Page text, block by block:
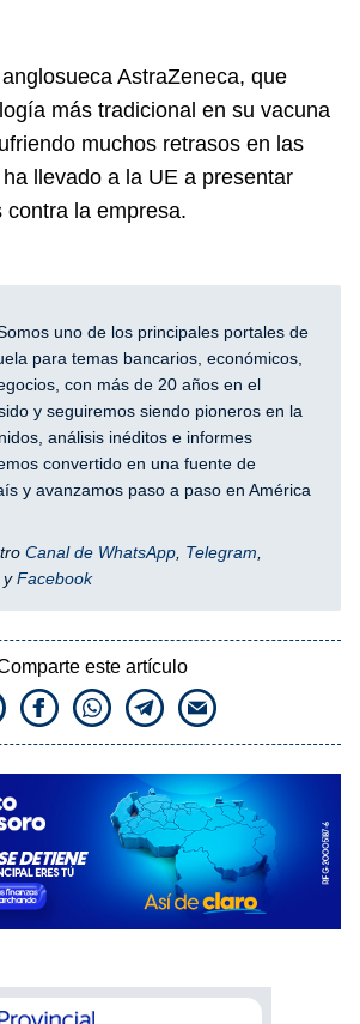
AstraZeneca, que
más tradicional en su vacuna
muchos retrasos en las
llevado a la UE a presentar
contra la empresa.
uno de los principales portales de
para temas bancarios, económicos,
con más de 20 años en el
y seguiremos siendo pioneros en la
análisis inéditos e informes
convertido en una fuente de
y avanzamos paso a paso en América
Canal de WhatsApp Telegram
yFacebook
este artículo